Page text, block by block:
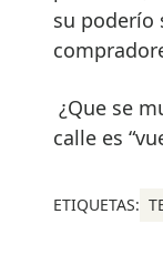
su poderío
¿Que se
calle es
ETIQUETAS: